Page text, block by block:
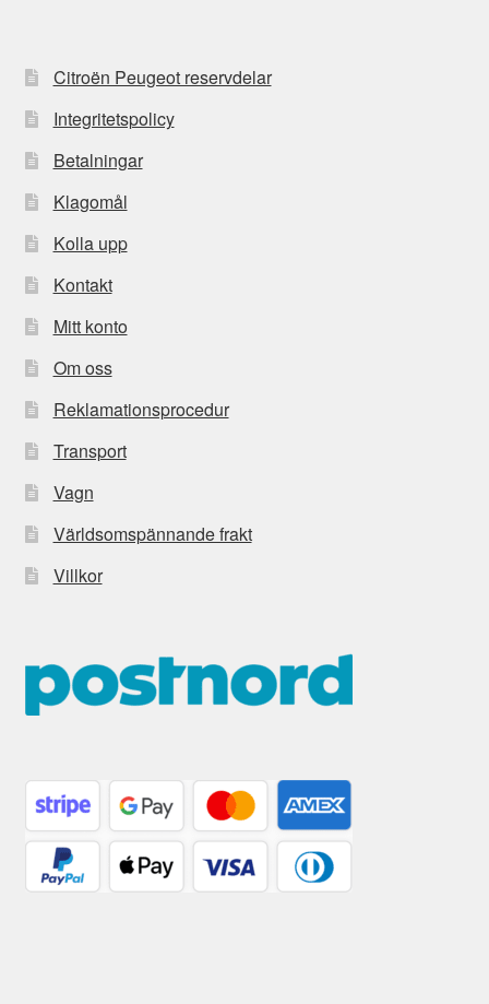
Citroën Peugeot reservdelar
Integritetspolicy
Betalningar
Klagomål
Kolla upp
Kontakt
Mitt konto
Om oss
Reklamationsprocedur
Transport
Vagn
Världsomspännande frakt
Villkor